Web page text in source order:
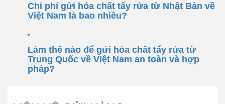
Chi phí gửi hóa chất tẩy rửa từ Nhật Bản về
Việt Nam là bao nhiêu?
Làm thế nào để gửi hóa chất tẩy rửa từ
Trung Quốc về Việt Nam an toàn và hợp
pháp?